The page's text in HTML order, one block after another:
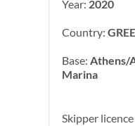
Year: 2020
Country:
Base: Athens/
Marina
Skipper